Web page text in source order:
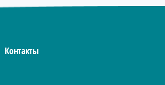
Контакты